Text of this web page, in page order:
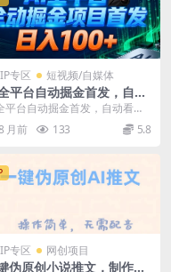
专区 短视频/自媒体
平台自动掘金首发，自动
告日入100+
平台自动掘金首发，自动看广
入100+ 项目介绍： 今天给大
来一期A...
月前 133 5.8
专区 网创项目
伪原创小说推文，制作简